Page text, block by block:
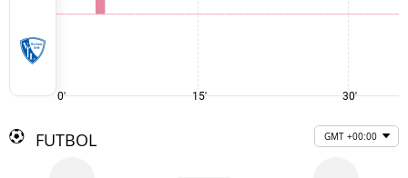
0' 15' 30'
FUTBOL GMT +00:00